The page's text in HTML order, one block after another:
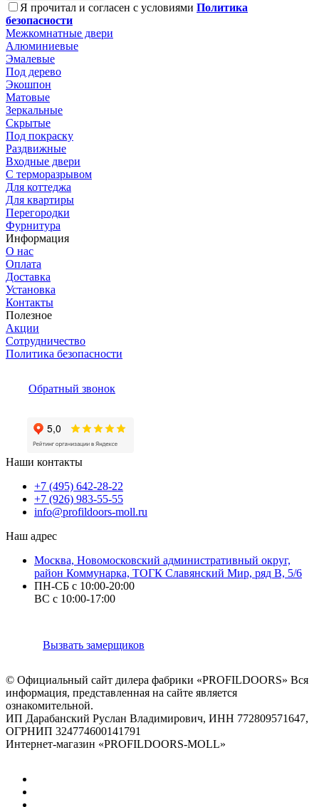
Я прочитал и согласен с условиями Политика
безопасности
Межкомнатные двери
Алюминиевые
Эмалевые
Под дерево
Экошпон
Матовые
Зеркальные
Скрытые
Под покраску
Раздвижные
Входные двери
С терморазрывом
Для коттеджа
Для квартиры
Перегородки
Фурнитура
Информация
О нас
Оплата
Доставка
Установка
Контакты
Полезное
Акции
Сотрудничество
Политика безопасности
Обратный звонок
Наши контакты
+7 (495) 642-28-22
+7 (926) 983-55-55
info@profildoors-moll.ru
Наш адрес
Москва, Новомосковский административный округ,
район Коммунарка, ТОГК Славянский Мир, ряд В, 5/6
ПН-СБ с 10:00-20:00
ВС с 10:00-17:00
Вызвать замерщиков
© Официальный сайт дилера фабрики «PROFILDOORS» Вся
информация, представленная на сайте является
ознакомительной.
ИП Дарабанский Руслан Владимирович, ИНН 772809571647,
ОГРНИП 324774600141791
Интернет-магазин «PROFILDOORS-MOLL»